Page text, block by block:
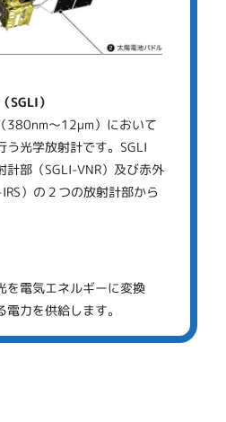
SGLI）
380nm～12µm）において
う光学放射計です。SGLI
計部（SGLI-VNR）及び赤外
）の２つの放射計部から
を電気エネルギーに変換
力を供給します。